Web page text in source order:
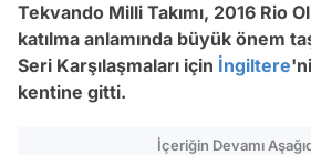
Tekvando Milli Takımı, 2016 Rio
katılma anlamında büyük önem
Seri Karşılaşmaları için İngiltere
kentine gitti.
İçeriğin Devamı